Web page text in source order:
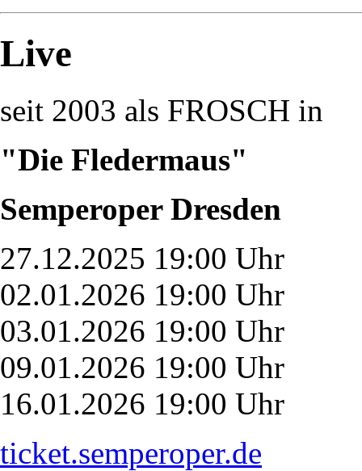
Live
seit 2003 als FROSCH in
"Die Fledermaus"
Semperoper Dresden
27.12.2025 19:00 Uhr
02.01.2026 19:00 Uhr
03.01.2026 19:00 Uhr
09.01.2026 19:00 Uhr
16.01.2026 19:00 Uhr
ticket.semperoper.de